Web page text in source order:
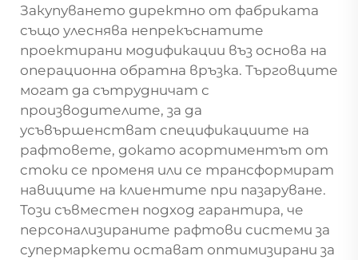
Закупуването директно от фабриката
също улеснява непрекъснатите
проектирани модификации въз основа на
операционна обратна връзка. Търговците
могат да сътрудничат с
производителите, за да
усъвършенстват спецификациите на
рафтовете, докато асортиментът от
стоки се променя или се трансформират
навиците на клиентите при пазаруване.
Този съвместен подход гарантира, че
персонализираните рафтови системи за
супермаркети остават оптимизирани за